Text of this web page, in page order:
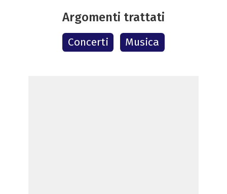
Argomenti trattati
Concerti Musica